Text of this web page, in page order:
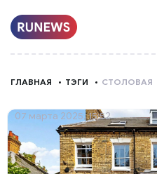
О
НАС
ГЛАВНАЯ ТЭГИ СТОЛОВАЯ
07 марта 2025, 15:52